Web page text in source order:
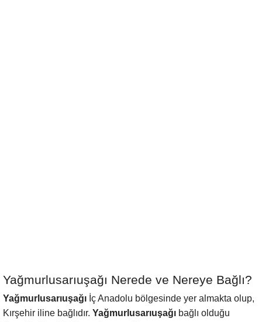
Yağmurlusarıuşağı Nerede ve Nereye Bağlı?
Yağmurlusarıuşağı İç Anadolu bölgesinde yer almakta olup,
Kırşehir iline bağlıdır. Yağmurlusarıuşağı bağlı olduğu